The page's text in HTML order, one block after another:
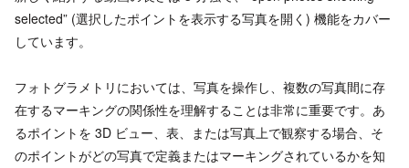
selected” (選択したポイントを表示する写真を開く) 機能をカバー
しています。
フォトグラメトリにおいては、写真を操作し、複数の写真間に存
在するマーキングの関係性を理解することは非常に重要です。あ
るポイントを 3D ビュー、表、または写真上で観察する場合、そ
のポイントがどの写真で定義またはマーキングされているかを知